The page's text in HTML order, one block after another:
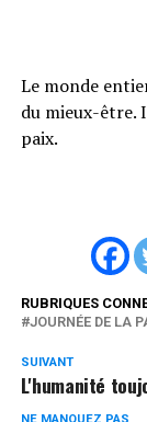
Le monde
du mieux-être.
paix.
RUBRIQUES
JOURNÉE DE LA
SUIVANT
L'humanité
NE MANQUEZ PAS